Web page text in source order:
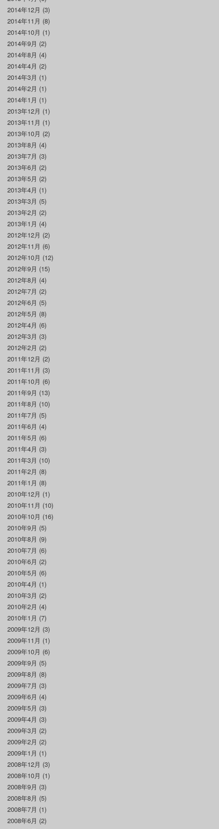
2014年12月 (3)
2014年11月 (8)
2014年10月 (1)
2014年9月 (2)
2014年8月 (4)
2014年4月 (2)
2014年3月 (1)
2014年2月 (1)
2014年1月 (1)
2013年12月 (1)
2013年11月 (1)
2013年10月 (2)
2013年8月 (4)
2013年7月 (3)
2013年6月 (2)
2013年5月 (2)
2013年4月 (1)
2013年3月 (5)
2013年2月 (2)
2013年1月 (4)
2012年12月 (2)
2012年11月 (6)
2012年10月 (12)
2012年9月 (15)
2012年8月 (4)
2012年7月 (2)
2012年6月 (5)
2012年5月 (8)
2012年4月 (6)
2012年3月 (3)
2012年2月 (2)
2011年12月 (2)
2011年11月 (3)
2011年10月 (6)
2011年9月 (13)
2011年8月 (10)
2011年7月 (5)
2011年6月 (4)
2011年5月 (6)
2011年4月 (3)
2011年3月 (10)
2011年2月 (8)
2011年1月 (8)
2010年12月 (1)
2010年11月 (10)
2010年10月 (16)
2010年9月 (5)
2010年8月 (9)
2010年7月 (6)
2010年6月 (2)
2010年5月 (6)
2010年4月 (1)
2010年3月 (2)
2010年2月 (4)
2010年1月 (7)
2009年12月 (3)
2009年11月 (1)
2009年10月 (6)
2009年9月 (5)
2009年8月 (8)
2009年7月 (3)
2009年6月 (4)
2009年5月 (3)
2009年4月 (3)
2009年3月 (2)
2009年2月 (2)
2009年1月 (1)
2008年12月 (3)
2008年10月 (1)
2008年9月 (3)
2008年8月 (5)
2008年7月 (1)
2008年6月 (2)